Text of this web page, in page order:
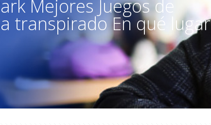
Mejores Juegos de
transpirado En qué lugar